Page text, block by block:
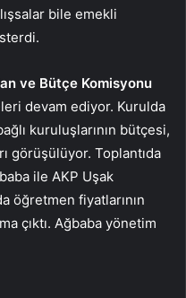
bile emekli
ve Bütçe Komisyonu
devam ediyor. Kurulda
kuruluşlarının bütçesi,
görüşülüyor. Toplantıda
ile AKP Uşak
öğretmen fiyatlarının
çıktı. Ağbaba yönetim